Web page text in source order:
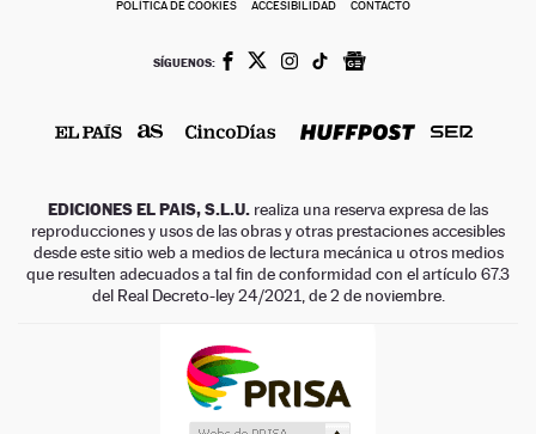
POLÍTICA DE COOKIES ACCESIBILIDAD CONTACTO
SÍGUENOS:
EDICIONES EL PAIS, S.L.U. realiza una reserva expresa de las
reproducciones y usos de las obras y otras prestaciones accesibles
desde este sitio web a medios de lectura mecánica u otros medios
que resulten adecuados a tal fin de conformidad con el artículo 67.3
del Real Decreto-ley 24/2021, de 2 de noviembre.